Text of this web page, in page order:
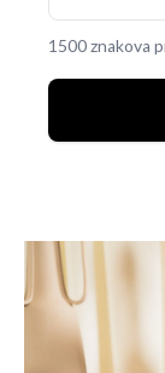
1500 znakova